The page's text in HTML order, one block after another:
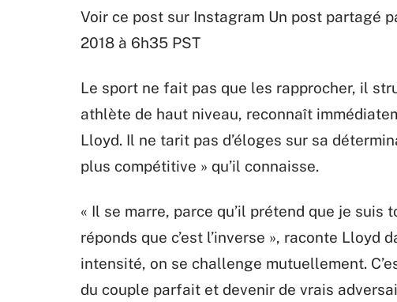
Voir ce post sur Instagram Un post partagé
2018 à 6h35 PST
Le sport ne fait pas que les rapprocher, il
athlète de haut niveau, reconnaît
Lloyd. Il ne tarit pas d’éloges sur sa
plus compétitive » qu’il connaisse.
« Il se marre, parce qu’il prétend que je
réponds que c’est l’inverse », raconte Lloyd
intensité, on se challenge mutuellement.
du couple parfait et devenir de vrais